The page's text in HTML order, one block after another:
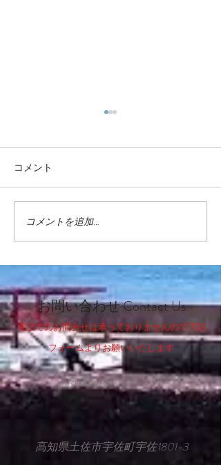
HP公開しました！
コメント
コメントを追加…
​お問い合わせ Contact Us
電話でのお問合せは承っておりませんので下記
フォームよりお願いいたします
info@hostel-utage.com
​高知県土佐市宇佐町宇佐1801-3